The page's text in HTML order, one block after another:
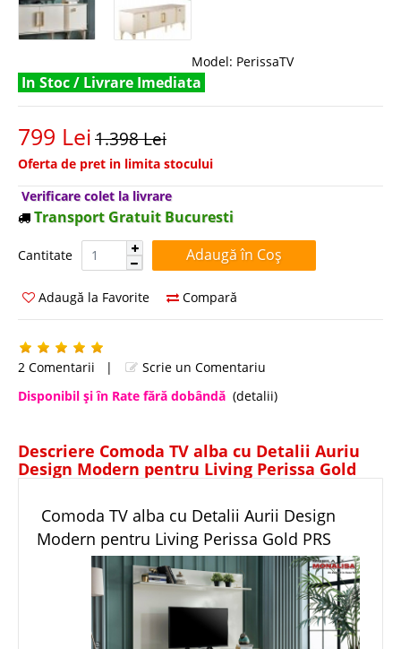
Model: PerissaTV
In Stoc / Livrare Imediata
799 Lei1.398 Lei
Oferta de pret in limita stocului
Verificare colet la livrare
Transport Gratuit Bucuresti
Cantitate Cantitate:
Adaugă la Favorite Compară
2 Comentarii |
Scrie un Comentariu
Disponibil şi în Rate fără dobândă (detalii)
Descriere Comoda TV alba cu Detalii Auriu
Design Modern pentru Living Perissa Gold
Comoda TV alba cu Detalii Aurii Design
Modern pentru Living Perissa Gold PRS